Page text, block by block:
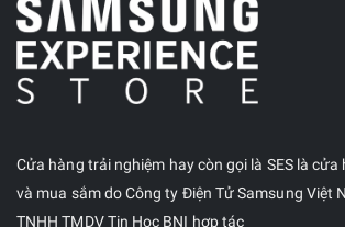
Cửa hàng trải nghiệm hay còn gọi là SES là
và mua sắm do Công ty Điện Tử Samsung Việt
TNHH TMDV Tin Học BNI hợp tác